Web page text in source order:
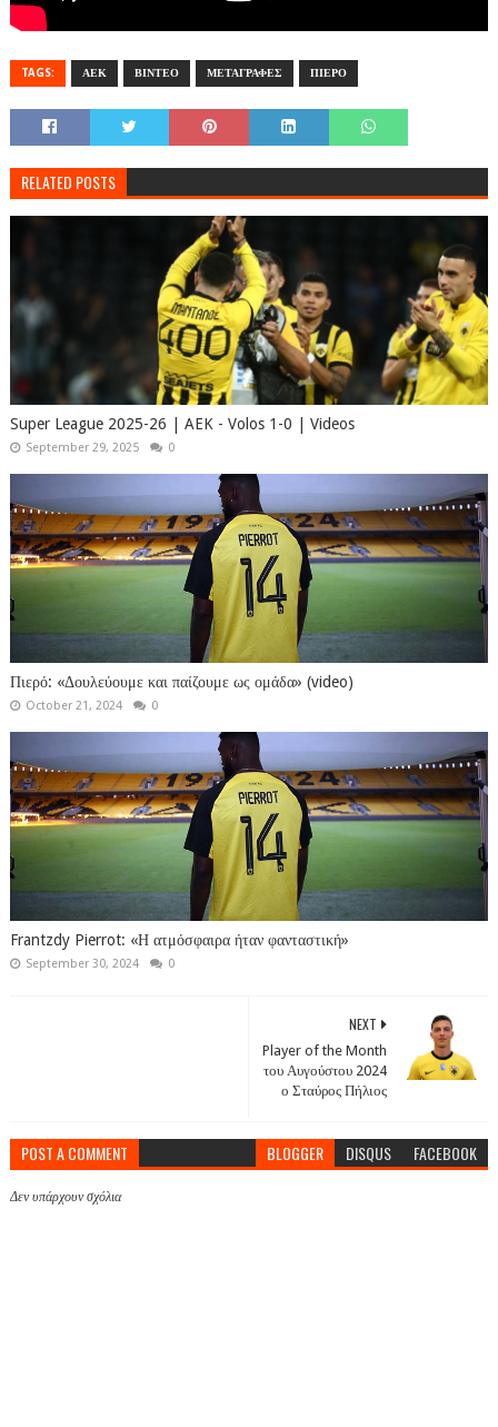
TAGS: ΑΕΚ ΒΙΝΤΕΟ ΜΕΤΑΓΡΑΦΕΣ ΠΙΕΡΟ
RELATED POSTS
Super League 2025-26 | AEK - Volos 1-0 | Videos
September 29, 2025 0
Πιερό: «Δουλεύουμε και παίζουμε ως ομάδα» (video)
October 21, 2024 0
Frantzdy Pierrot: «Η ατμόσφαιρα ήταν φανταστική»
September 30, 2024 0
NEXT
Player of the Month
του Αυγούστου 2024
ο Σταύρος Πήλιος
POST A COMMENT BLOGGER DISQUS FACEBOOK
Δεν υπάρχουν σχόλια